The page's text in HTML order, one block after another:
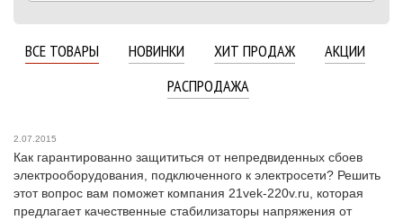
ВСЕ ТОВАРЫ НОВИНКИ ХИТ ПРОДАЖ
АКЦИИ
РАСПРОДАЖА
2.07.2015
Как гарантированно защититься от непредвиденных сбоев
электрооборудования, подключенного к электросети? Решить
этот вопрос вам поможет компания 21vek-220v.ru, которая
предлагает качественные стабилизаторы напряжения от